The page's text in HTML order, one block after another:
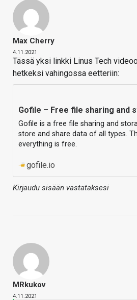
Max Cherry
4.11.2021
Tässä yksi linkki Linus Tech
hetkeksi vahingossa eetteriin:
Gofile – Free file sharing and
Gofile is a free file sharing and
store and share data of all types.
everything is free.
gofile.io
Kirjaudu sisään vastataksesi
MRkukov
4.11.2021